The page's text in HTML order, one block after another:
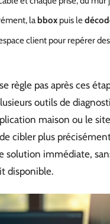
la bbox puis le
client pour repérer
règle pas après ces
outils de
maison ou le
cibler plus
solution immédiate,
disponible.